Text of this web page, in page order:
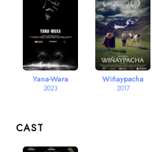
Yana-Wara
2023
Wiñaypacha
2017
CAST